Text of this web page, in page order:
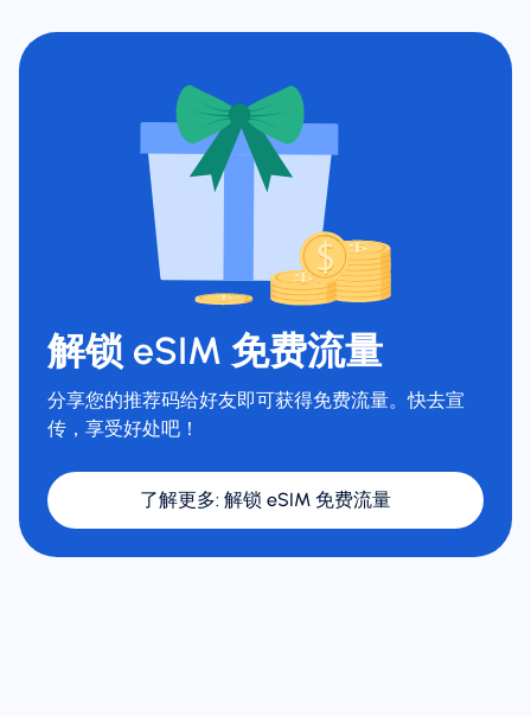
解锁 eSIM 免费流量
分享您的推荐码给好友即可获得免费流量。快去宣
传，享受好处吧！
了解更多: 解锁 eSIM 免费流量